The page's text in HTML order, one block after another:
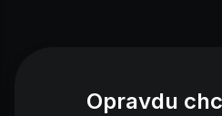
Opravdu